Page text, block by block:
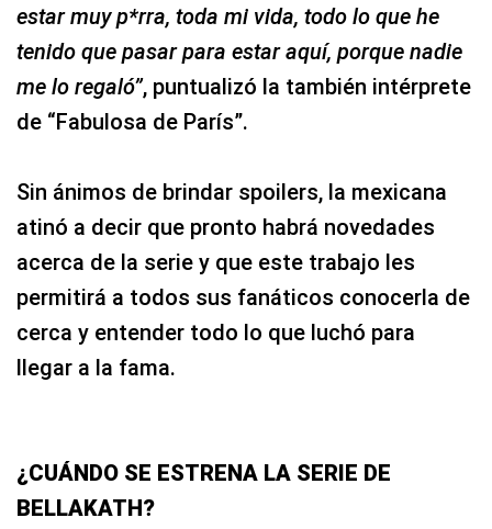
estar muy p*rra, toda mi vida, todo lo que he
tenido que pasar para estar aquí, porque nadie
me lo regaló”, puntualizó la también intérprete
de “Fabulosa de París”.
Sin ánimos de brindar spoilers, la mexicana
atinó a decir que pronto habrá novedades
acerca de la serie y que este trabajo les
permitirá a todos sus fanáticos conocerla de
cerca y entender todo lo que luchó para
llegar a la fama.
¿CUÁNDO SE ESTRENA LA SERIE DE
BELLAKATH?